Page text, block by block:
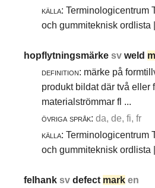
källa: Terminologicentrum
och gummiteknisk ordlista
hopflytningsmärkesvweld
definition: märke på
produkt bildat där två eller
materialströmmar fl ...
övriga språk: da, de, fi, fr
källa: Terminologicentrum
och gummiteknisk ordlista
felhanksvdefect mark en